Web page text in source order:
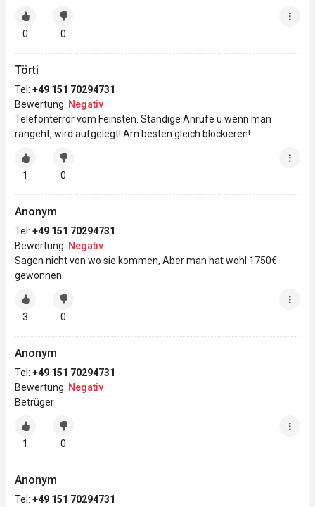
0 0
Törti
Tel: +49 151 70294731
Bewertung: Negativ
Telefonterror vom Feinsten. Ständige Anrufe u wenn man
rangeht, wird aufgelegt! Am besten gleich blockieren!
1 0
Anonym
Tel: +49 151 70294731
Bewertung: Negativ
Sagen nicht von wo sie kommen, Aber man hat wohl 1750€
gewonnen.
3 0
Anonym
Tel: +49 151 70294731
Bewertung: Negativ
Betrüger
1 0
Anonym
Tel: +49 151 70294731